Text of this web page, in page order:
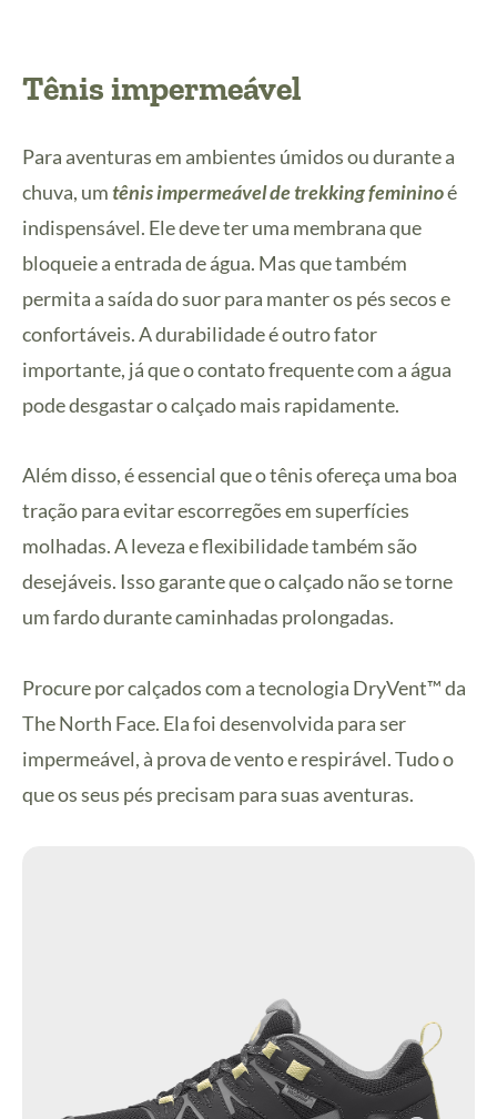
Tênis impermeável
Para aventuras em ambientes úmidos ou durante a
chuva, um tênis impermeável de trekking femininoé
indispensável. Ele deve ter uma membrana que
bloqueie a entrada de água. Mas que também
permita a saída do suor para manter os pés secos e
confortáveis. A durabilidade é outro fator
importante, já que o contato frequente com a água
pode desgastar o calçado mais rapidamente.
Além disso, é essencial que o tênis ofereça uma boa
tração para evitar escorregões em superfícies
molhadas. A leveza e flexibilidade também são
desejáveis. Isso garante que o calçado não se torne
um fardo durante caminhadas prolongadas.
Procure por calçados com a tecnologia DryVent™ da
The North Face. Ela foi desenvolvida para ser
impermeável, à prova de vento e respirável. Tudo o
que os seus pés precisam para suas aventuras.